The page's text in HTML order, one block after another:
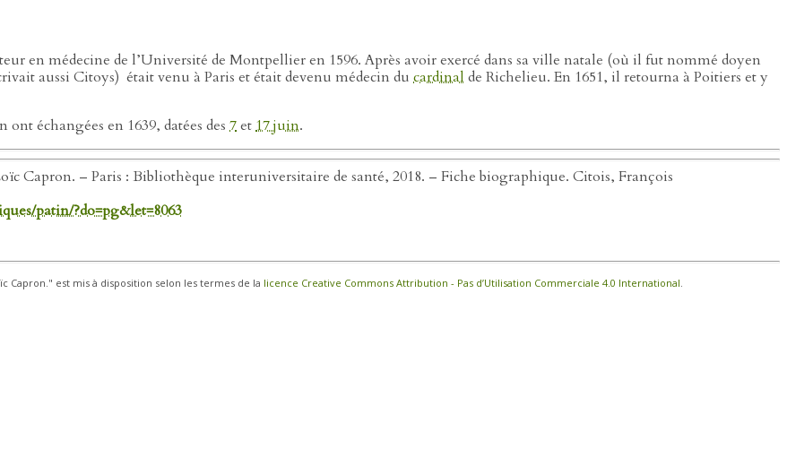
en médecine de l’Université de Montpellier en 1596. Après avoir exercé dans sa ville natale (où il fut nommé doyen
aussi Citoys) était venu à Paris et était devenu médecin du cardinal de Richelieu. En 1651, il retourna à Poitiers et y
échangées en 1639, datées des 7et17 juin.
Capron. – Paris : Bibliothèque interuniversitaire de santé, 2018. – Fiche biographique. Citois, François
patin/?do=pg&let=8063
Capron." est mis à disposition selon les termes de la licence Creative Commons Attribution - Pas d’Utilisation Commerciale 4.0 International.